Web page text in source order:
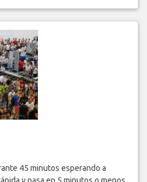
45 minutos esperando a
y pasa en 5 minutos o menos.